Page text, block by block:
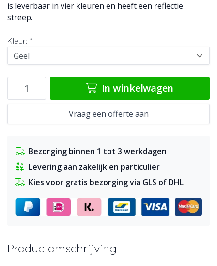
is leverbaar in vier kleuren en heeft een reflectie
streep.
Kleur: *
In winkelwagen
Vraag een offerte aan
Bezorging binnen 1 tot 3 werkdagen
Levering aan zakelijk en particulier
Kies voor gratis bezorging via GLS of DHL
Productomschrijving